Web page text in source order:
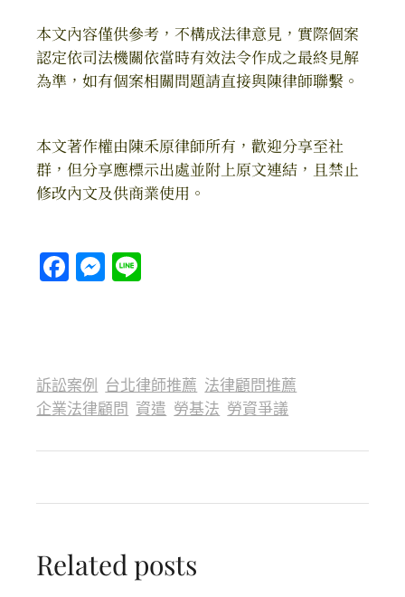
本文內容僅供參考，不構成法律意見，實際個案
認定依司法機關依當時有效法令作成之最終見解
為準，如有個案相關問題請直接與陳律師聯繫。
本文著作權由陳禾原律師所有，歡迎分享至社
群，但分享應標示出處並附上原文連結，且禁止
修改內文及供商業使用。
Facebook
Messenger
訴訟案例 台北律師推薦 法律顧問推薦
企業法律顧問 資遣 勞基法 勞資爭議
Related posts